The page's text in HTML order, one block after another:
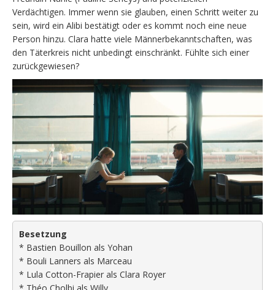
Verdächtigen. Immer wenn sie glauben, einen Schritt weiter zu
sein, wird ein Alibi bestätigt oder es kommt noch eine neue
Person hinzu. Clara hatte viele Männerbekanntschaften, was
den Täterkreis nicht unbedingt einschränkt. Fühlte sich einer
zurückgewiesen?
Besetzung
* Bastien Bouillon als Yohan
* Bouli Lanners als Marceau
* Lula Cotton-Frapier als Clara Royer